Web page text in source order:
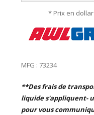
* Prix en
MFG : 73234
**Des frais de
liquide s'appliquent-
pour vous